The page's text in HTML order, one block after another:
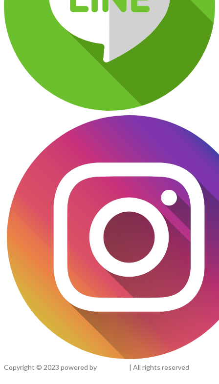
Copyright © 2023 powered by | All rights reserved